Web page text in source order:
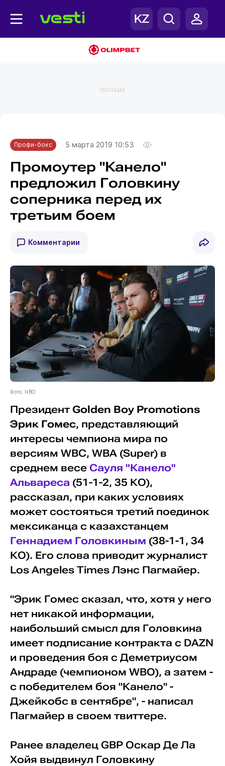
РЕКЛАМА
Профи-бокс 5 марта 2019 10:53
Промоутер "Канело"
предложил Головкину
соперника перед их
третьим боем
Комментарии
Фото: HBO
ПрезидентGolden Boy Promotions
Эрик Гомес, представляющий
интересы чемпиона мира по
версиям WBC, WBA (Super) в
среднем весе Сауля "Канело"
Альвареса(51-1-2, 35 КО),
рассказал, при каких условиях
может состояться третий поединок
мексиканца с казахстанцем
Геннадием Головкиным (38-1-1, 34
КО). Его слова приводит журналист
Los Angeles Times Лэнс Пагмайер.
"Эрик Гомес сказал, что, хотя у него
нет никакой информации,
наибольший смысл для Головкина
имеет подписание контракта с DAZN
и проведения боя с Деметриусом
Андраде (чемпионом WBO), а затем -
с победителем боя "Канело" -
Джейкобс в сентябре", - написал
Пагмайер в своем твиттере.
Ранее владелец GBP Оскар Де Ла
Хойя выдвинул Головкину